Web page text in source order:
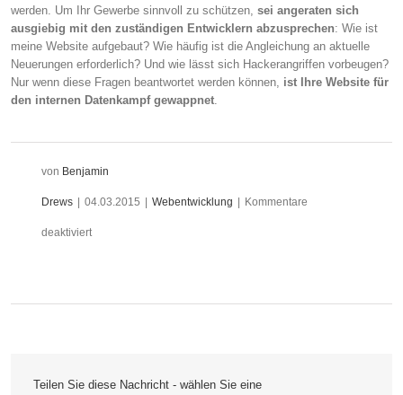
werden. Um Ihr Gewerbe sinnvoll zu schützen, sei angeraten sich
ausgiebig mit den zuständigen Entwicklern abzusprechen: Wie ist
meine Website aufgebaut? Wie häufig ist die Angleichung an aktuelle
Neuerungen erforderlich? Und wie lässt sich Hackerangriffen vorbeugen?
Nur wenn diese Fragen beantwortet werden können, ist Ihre Website für
den internen Datenkampf gewappnet.
von Benjamin
Drews 04.03.2015 Webentwicklung Kommentare
deaktiviertfür
und
Teilen Sie diese Nachricht - wählen Sie eine